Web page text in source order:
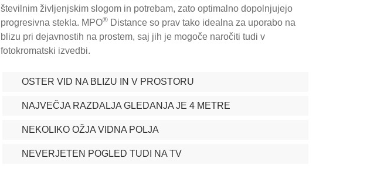
številnim življenjskim slogom in potrebam, zato optimalno dopolnjujejo
progresivna stekla. MPO® Distance so prav tako idealna za uporabo na
blizu pri dejavnostih na prostem, saj jih je mogoče naročiti tudi v
fotokromatski izvedbi.
OSTER VID NA BLIZU IN V PROSTORU
NAJVEČJA RAZDALJA GLEDANJA JE 4 METRE
NEKOLIKO OŽJA VIDNA POLJA
NEVERJETEN POGLED TUDI NA TV